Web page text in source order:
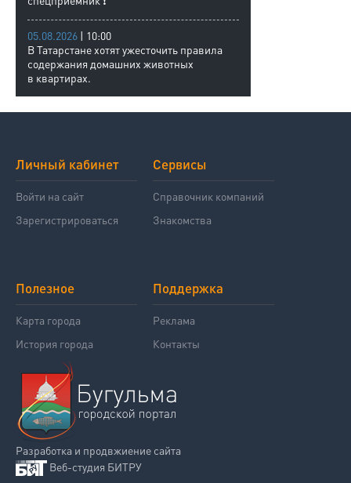
05.08.2026 | 10:00
В Татарстане хотят ужесточить правила
содержания домашних животных
в квартирах.
Личный кабинет
Войти на сайт
Зарегистрироваться
Сервисы
Справочник компаний
Знакомства
Полезное
Карта города
История города
Поддержка
Реклама
Контакты
Разработка и продвжиение сайта
Веб-студия БИТРУ